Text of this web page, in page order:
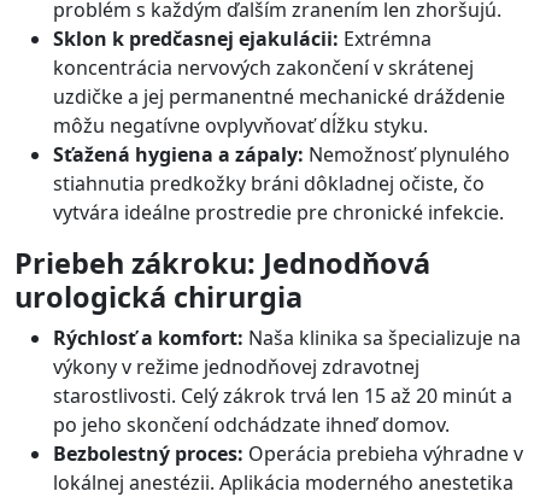
problém s každým ďalším zranením len zhoršujú.
Sklon k predčasnej ejakulácii: Extrémna
koncentrácia nervových zakončení v skrátenej
uzdičke a jej permanentné mechanické dráždenie
môžu negatívne ovplyvňovať dĺžku styku.
Sťažená hygiena a zápaly: Nemožnosť plynulého
stiahnutia predkožky bráni dôkladnej očiste, čo
vytvára ideálne prostredie pre chronické infekcie.
Priebeh zákroku: Jednodňová
urologická chirurgia
Rýchlosť a komfort: Naša klinika sa špecializuje na
výkony v režime jednodňovej zdravotnej
starostlivosti. Celý zákrok trvá len 15 až 20 minút a
po jeho skončení odchádzate ihneď domov.
Bezbolestný proces: Operácia prebieha výhradne v
lokálnej anestézii. Aplikácia moderného anestetika